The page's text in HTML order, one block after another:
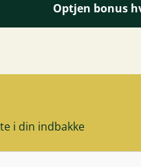
Optjen bonus
i din indbakke